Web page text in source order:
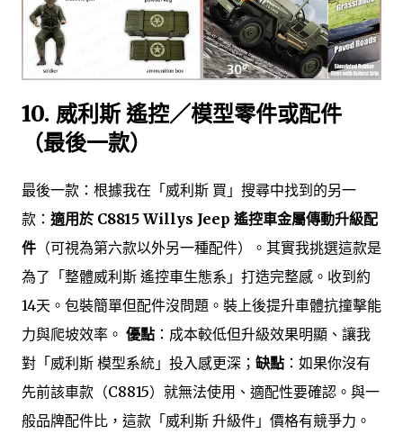
10. 威利斯 遙控／模型零件或配件
（最後一款）
最後一款：根據我在「威利斯 買」搜尋中找到的另一
款： 適用於 C8815 Willys Jeep 遙控車金屬傳動升級配
件 （可視為第六款以外另一種配件）。其實我挑選這款是
為了「整體威利斯 遙控車生態系」打造完整感。收到約
14天。包裝簡單但配件沒問題。裝上後提升車體抗撞擊能
力與爬坡效率。 優點 ：成本較低但升級效果明顯、讓我
對「威利斯 模型系統」投入感更深； 缺點 ：如果你沒有
先前該車款（C8815）就無法使用、適配性要確認。與一
般品牌配件比，這款「威利斯 升級件」價格有競爭力。